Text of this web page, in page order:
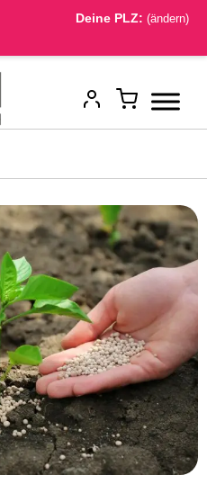
Deine PLZ: (ändern)